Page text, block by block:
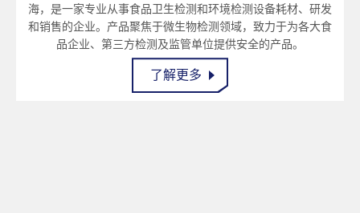
海，是一家专业从事食品卫生检测和环境检测设备耗材、研发
和销售的企业。产品聚焦于微生物检测领域，致力于为各大食
品企业、第三方检测及监管单位提供安全的产品。
了解更多